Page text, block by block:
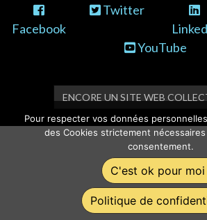
Facebook
Twitter
YouTube
ENCORE UN SITE WEB
Pour respecter vos données
des Cookies strictement
consentement.
C'est ok pour moi
Politique de